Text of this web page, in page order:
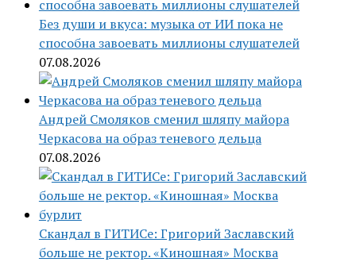
Без души и вкуса: музыка от ИИ пока не
способна завоевать миллионы слушателей
07.08.2026
Андрей Смоляков сменил шляпу майора
Черкасова на образ теневого дельца
07.08.2026
Скандал в ГИТИСе: Григорий Заславский
больше не ректор. «Киношная» Москва